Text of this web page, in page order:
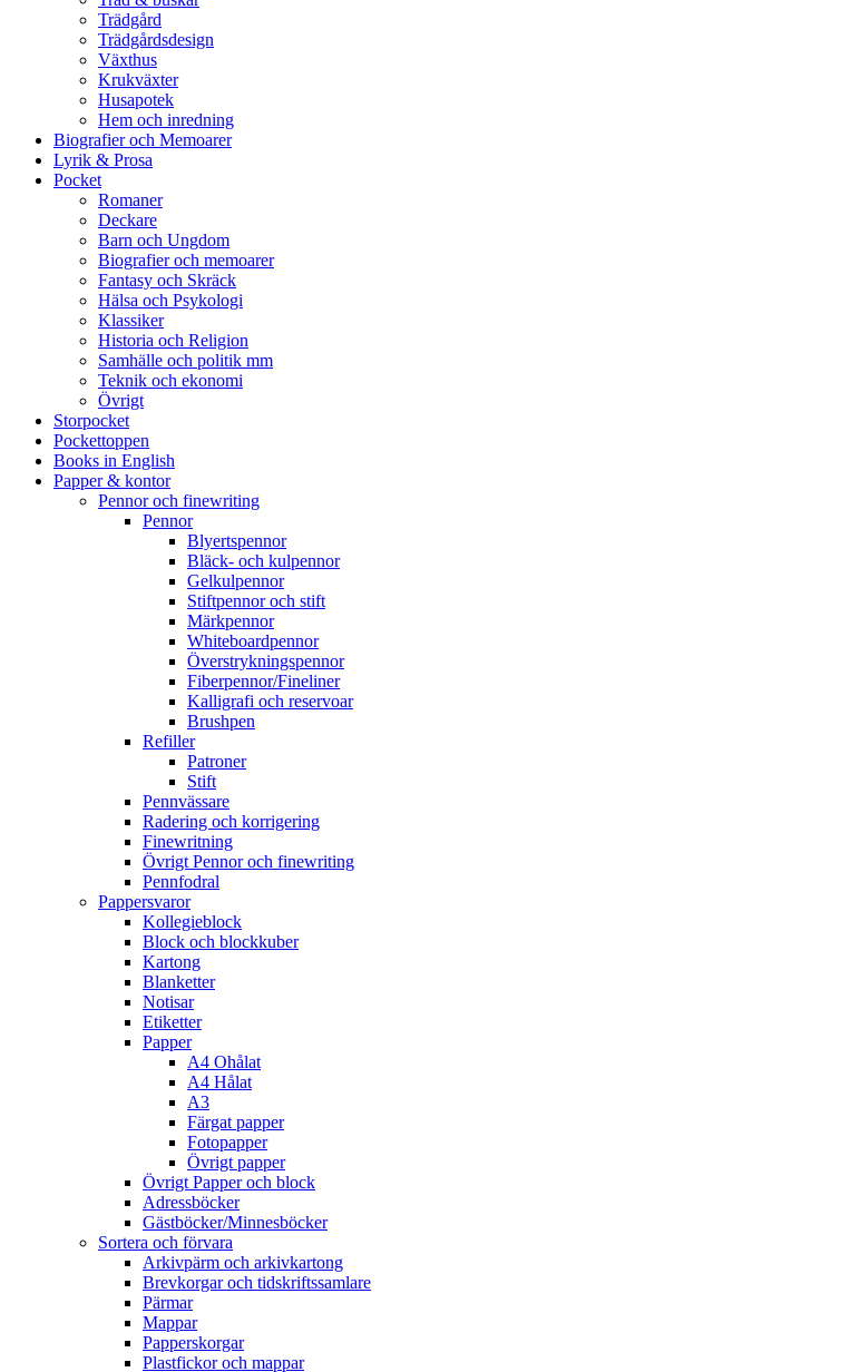
Trädgård
Trädgårdsdesign
Växthus
Krukväxter
Husapotek
Hem och inredning
Biografier och Memoarer
Lyrik & Prosa
Pocket
Romaner
Deckare
Barn och Ungdom
Biografier och memoarer
Fantasy och Skräck
Hälsa och Psykologi
Klassiker
Historia och Religion
Samhälle och politik mm
Teknik och ekonomi
Övrigt
Storpocket
Pockettoppen
Books in English
Papper & kontor
Pennor och finewriting
Pennor
Blyertspennor
Bläck- och kulpennor
Gelkulpennor
Stiftpennor och stift
Märkpennor
Whiteboardpennor
Överstrykningspennor
Fiberpennor/Fineliner
Kalligrafi och reservoar
Brushpen
Refiller
Patroner
Stift
Pennvässare
Radering och korrigering
Finewritning
Övrigt Pennor och finewriting
Pennfodral
Pappersvaror
Kollegieblock
Block och blockkuber
Kartong
Blanketter
Notisar
Etiketter
Papper
A4 Ohålat
A4 Hålat
A3
Färgat papper
Fotopapper
Övrigt papper
Övrigt Papper och block
Adressböcker
Gästböcker/Minnesböcker
Sortera och förvara
Arkivpärm och arkivkartong
Brevkorgar och tidskriftssamlare
Pärmar
Mappar
Papperskorgar
Plastfickor och mappar